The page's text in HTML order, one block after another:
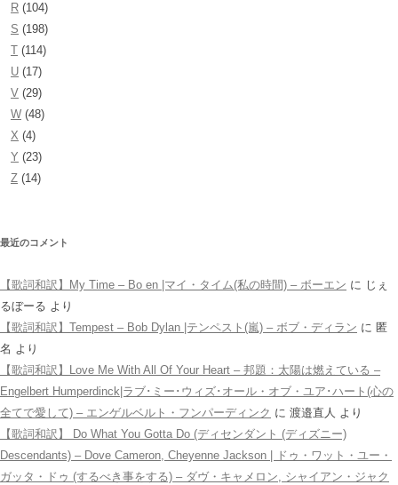
R (104)
S (198)
T (114)
U (17)
V (29)
W (48)
X (4)
Y (23)
Z (14)
最近のコメント
【歌詞和訳】My Time – Bo en |マイ・タイム(私の時間) – ボーエン に じぇ
るぼーる より
【歌詞和訳】Tempest – Bob Dylan |テンペスト(嵐) – ボブ・ディラン に 匿
名 より
【歌詞和訳】Love Me With All Of Your Heart – 邦題：太陽は燃えている –
Engelbert Humperdinck|ラブ･ミー･ウィズ･オール・オブ・ユア･ハート(心の
全てで愛して) – エンゲルベルト・フンパーディンク に 渡邉直人 より
【歌詞和訳】 Do What You Gotta Do (ディセンダント (ディズニー)
Descendants) – Dove Cameron, Cheyenne Jackson | ドゥ・ワット・ユー・
ガッタ・ドゥ (するべき事をする) – ダヴ・キャメロン, シャイアン・ジャク